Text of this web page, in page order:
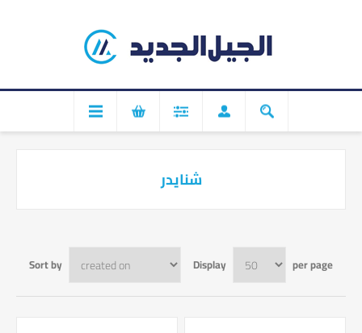
شنايدر
Sort by Display per page